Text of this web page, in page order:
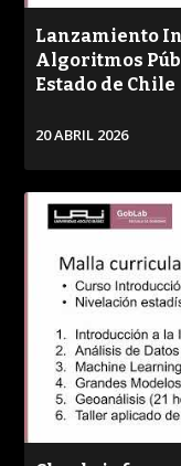
Lanzamiento
Algoritmos
Estado de Chile
20 ABRIL 2026